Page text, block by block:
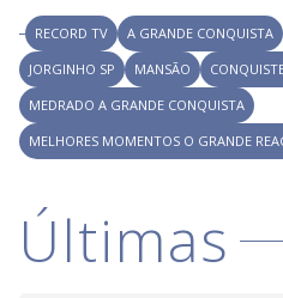
RECORD TV A GRANDE CONQUISTA
JORGINHO SP
MANSÃO
MEDRADO A GRANDE CONQUISTA
MELHORES MOMENTOS O GRANDE
Últimas